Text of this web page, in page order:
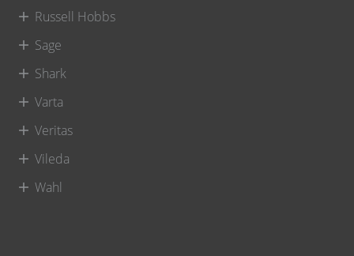
Russell Hobbs
Sage
Shark
Varta
Veritas
Vileda
Wahl